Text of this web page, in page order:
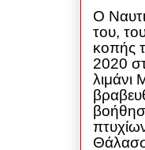
Ο
του,
κοπής
2020
λιμάνι